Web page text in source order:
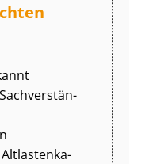
Alt­las­ten­ka­